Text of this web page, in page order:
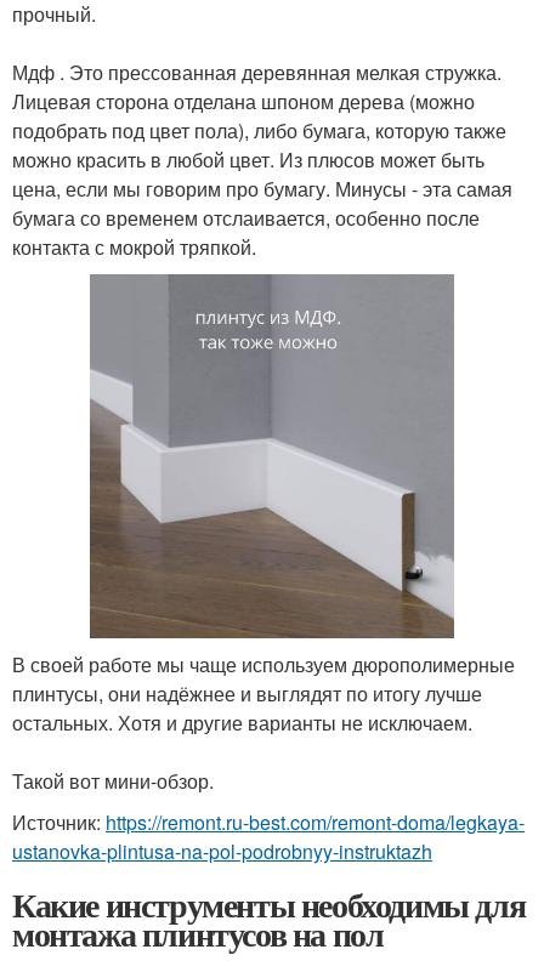
прочный.
Мдф . Это прессованная деревянная мелкая стружка.
Лицевая сторона отделана шпоном дерева (можно
подобрать под цвет пола), либо бумага, которую также
можно красить в любой цвет. Из плюсов может быть
цена, если мы говорим про бумагу. Минусы - эта самая
бумага со временем отслаивается, особенно после
контакта с мокрой тряпкой.
В своей работе мы чаще используем дюрополимерные
плинтусы, они надёжнее и выглядят по итогу лучше
остальных. Хотя и другие варианты не исключаем.
Такой вот мини-обзор.
Источник: https://remont.ru-best.com/remont-doma/legkaya-
ustanovka-plintusa-na-pol-podrobnyy-instruktazh
Какие инструменты необходимы для
монтажа плинтусов на пол